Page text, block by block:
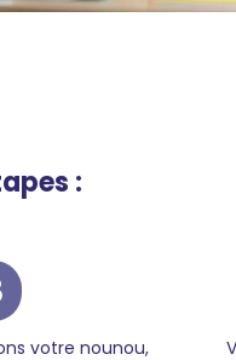
:
votre nounou,